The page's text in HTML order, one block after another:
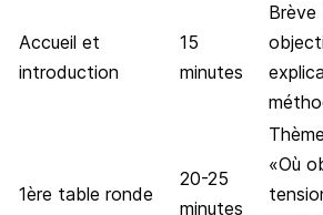
Accueil et
introduction
15
minutes
Brève
1ère table ronde
20-25
minutes
«Où